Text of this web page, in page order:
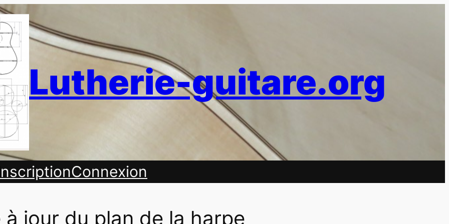
Lutherie-guitare.org
Connexion
à jour du plan de la harpe